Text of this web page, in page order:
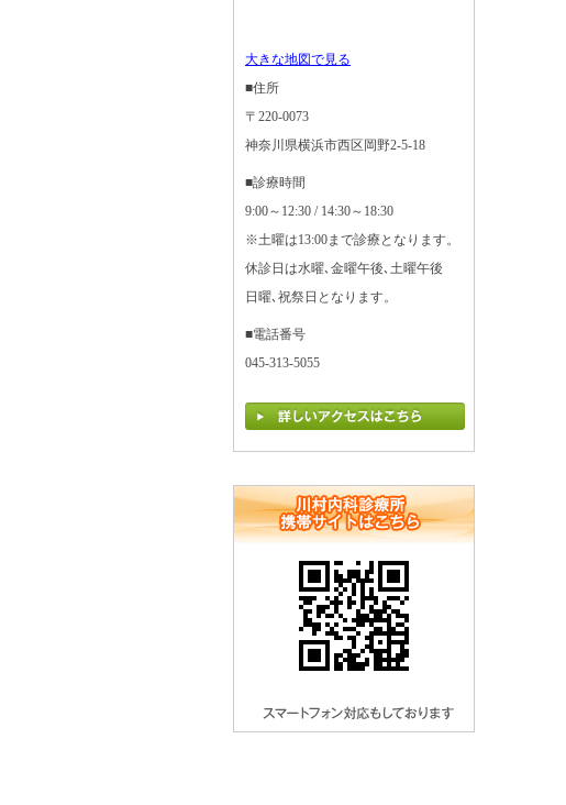
大きな地図で見る
■住所
〒220-0073
神奈川県横浜市西区岡野2-5-18
■診療時間
9:00～12:30 / 14:30～18:30
※土曜は13:00まで診療となります。
休診日は水曜､金曜午後､土曜午後
日曜､祝祭日となります。
■電話番号
045-313-5055